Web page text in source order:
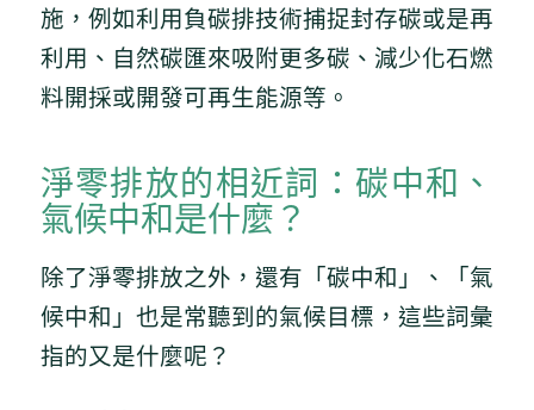
施，例如利用負碳排技術捕捉封存碳或是再
利用、自然碳匯來吸附更多碳、減少化石燃
料開採或開發可再生能源等。
淨零排放的相近詞：碳中和、
氣候中和是什麼？
除了淨零排放之外，還有「碳中和」、「氣
候中和」也是常聽到的氣候目標，這些詞彙
指的又是什麼呢？